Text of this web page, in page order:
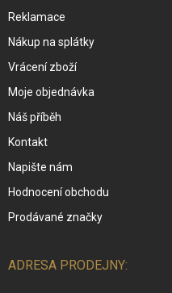
Reklamace
Nákup na splátky
Vrácení zboží
Moje objednávka
Náš příběh
Kontakt
Napište nám
Hodnocení obchodu
Prodávané značky
ADRESA PRODEJNY: